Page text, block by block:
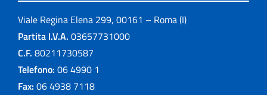
Viale Regina Elena 299, 00161 – Roma (I)
Partita I.V.A. 03657731000
C.F. 80211730587
Telefono: 06 4990 1
Fax: 06 4938 7118